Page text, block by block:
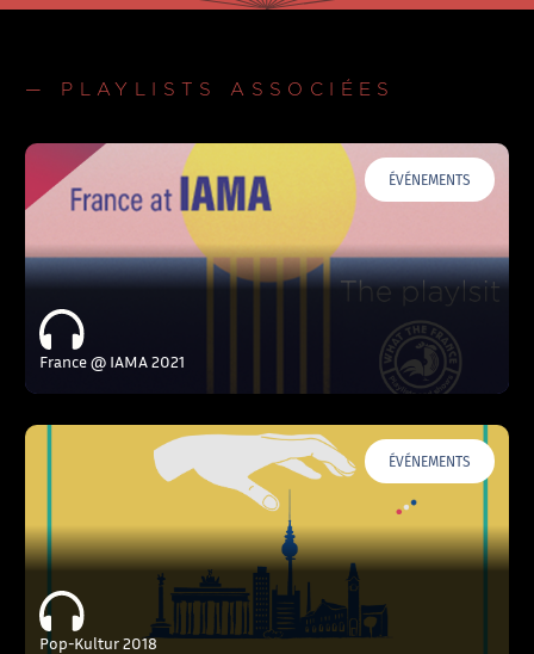
— PLAYLISTS ASSOCIÉES
ÉVÉNEMENTS
France @ IAMA 2021
ÉVÉNEMENTS
Pop-Kultur 2018